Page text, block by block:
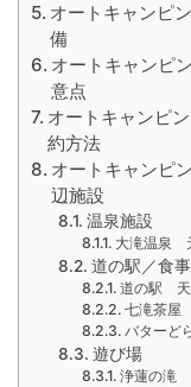
オートキャンピ
備
オートキャンピ
意点
オートキャンピ
約方法
オートキャンピ
辺施設
温泉施設
大滝温泉
道の駅／食事
道の駅 天
七滝茶屋
バターど
遊び場
浄蓮の滝